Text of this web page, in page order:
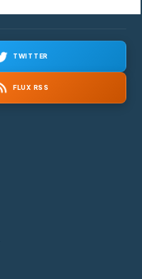
TWITTER
FLUX RSS